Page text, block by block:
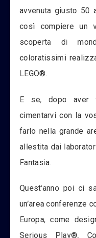
avvenuta giusto 50
così compiere un
scoperta di
coloratissimi
LEGO®.
E se, dopo aver
cimentarvi con la
farlo nella grande
allestita dai
Fantasia.
Quest’anno poi ci
un’area conferenze
Europa, come
Serious Play®,